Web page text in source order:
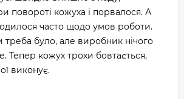
повороті кожуха і порвалося. А
часто щодо умов роботи.
було, але виробник нічого
Тепер кожух трохи бовтається,
виконує.